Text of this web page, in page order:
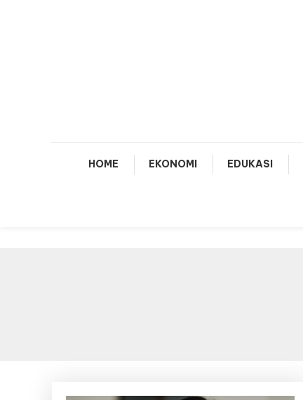
HOME EKONOMI EDUKASI